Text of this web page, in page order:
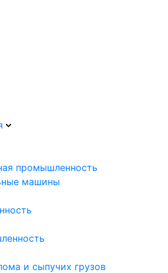
промышленность
машины
и сыпучих грузов